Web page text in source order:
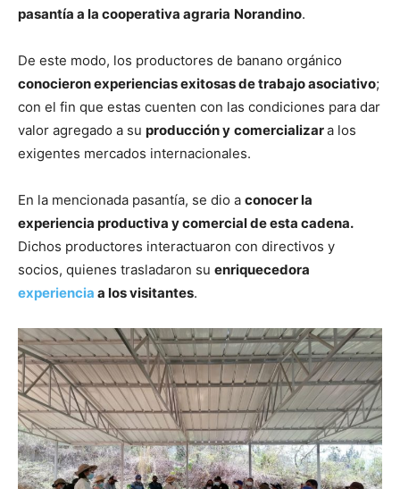
pasantía a la cooperativa agraria Norandino.
De este modo, los productores de banano orgánico
conocieron experiencias exitosas de trabajo asociativo;
con el fin que estas cuenten con las condiciones para dar
valor agregado a su producción y comercializara los
exigentes mercados internacionales.
En la mencionada pasantía, se dio a conocer la
experiencia productiva y comercial de esta cadena.
Dichos productores interactuaron con directivos y
socios, quienes trasladaron su enriquecedora
experiencia a los visitantes.